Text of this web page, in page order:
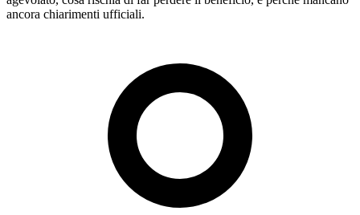
ancora chiarimenti ufficiali.